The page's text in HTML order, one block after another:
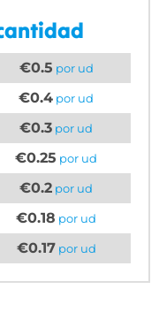
€0.5 por ud
€0.4 por ud
€0.3 por ud
€0.25 por ud
€0.2 por ud
€0.18 por ud
€0.17por ud